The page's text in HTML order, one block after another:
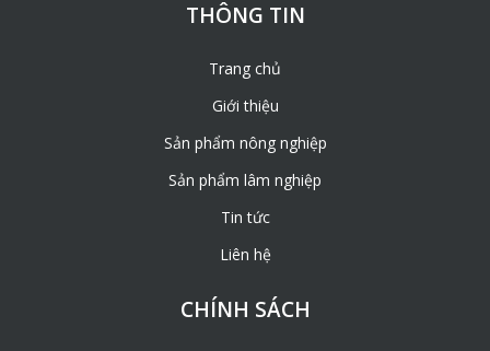
THÔNG TIN
Trang chủ
Giới thiệu
Sản phẩm nông nghiệp
Sản phẩm lâm nghiệp
Tin tức
Liên hệ
CHÍNH SÁCH